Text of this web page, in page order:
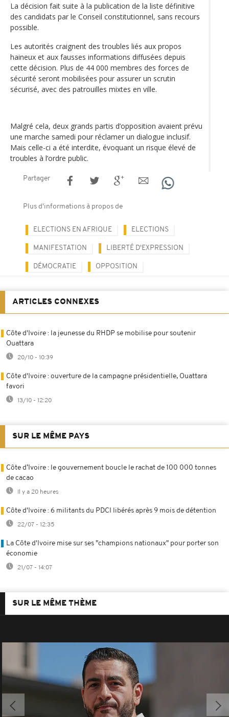
La décision fait suite à la publication de la liste définitive
des candidats par le Conseil constitutionnel, sans recours
possible.
Les autorités craignent des troubles liés aux propos
haineux et aux fausses informations diffusées depuis
cette décision. Plus de 44 000 membres des forces de
sécurité seront mobilisées pour assurer un scrutin
sécurisé, avec des patrouilles mixtes en ville.
Malgré cela, deux grands partis d’opposition avaient prévu
une marche samedi pour réclamer un dialogue inclusif.
Mais celle-ci a été interdite, évoquant un risque élevé de
troubles à l’ordre public.
Partager
Plus d'informations à propos de
ELECTIONS EN AFRIQUE ELECTIONS
MANIFESTATION LIBERTÉ D'EXPRESSION
DÉMOCRATIE OPPOSITION
ARTICLES CONNEXES
Côte d'Ivoire : la jeunesse du RHDP se mobilise pour soutenir
Ouattara
20/10 - 10:39
Côte d'Ivoire : ouverture de la campagne présidentielle, Ouattara
favori
13/10 - 12:20
SUR LE MÊME PAYS
Côte d’Ivoire : le gouvernement boucle le rachat de 100 000 tonnes
de cacao
Il y a 20 heures
Côte d'Ivoire : 6 militants du PDCI libérés après 9 mois de détention
22/07 - 12:35
La Côte d'Ivoire mise sur ses "champions nationaux" pour porter son
économie
21/07 - 14:07
SUR LE MÊME THÈME